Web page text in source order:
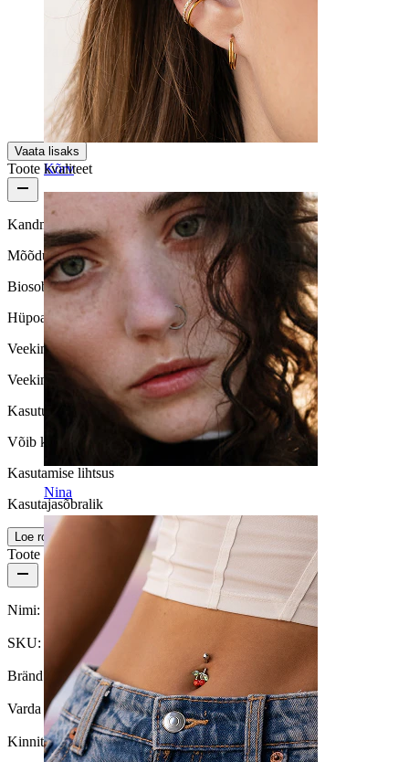
Kõrv
Nina
Piercing
Parimad parimatest
Baša Kinnitatud ost
Masintõlgitud Kuva algne versioon
Vaata lisaks
Toote kvaliteet
Kandmissagedus
Mõõdukas kasutus
Biosobivus
Hüpoallergeenne
Veekindlus
Veekindel
Kasutusiga
Võib kesta kogu elu
Kasutamise lihtsus
Kasutajasõbralik
Loe rohkem
Toote üksikasjad
Nimi: Titaanist nabaneet markiisilõikega kivide ja ripatsiga
SKU: Belly-562
Bränd: Bodymod Trend
Varda paksus:1,6 mm
Kinnitustüüp:Sisekeermega